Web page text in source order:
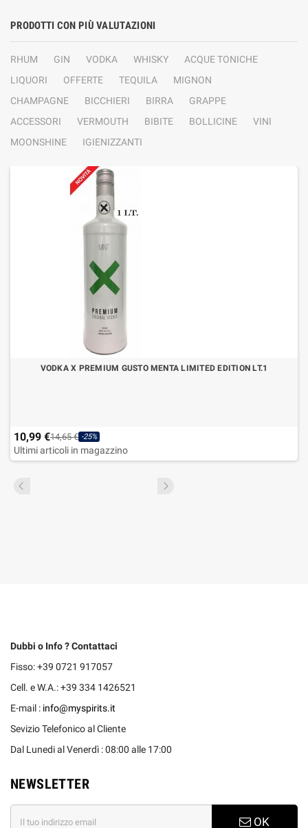
PRODOTTI CON PIÙ VALUTAZIONI
RHUM GIN VODKA WHISKY
ACQUE TONICHE
LIQUORI
OFFERTE TEQUILA
MIGNON
CHAMPAGNE
BICCHIERI BIRRA
GRAPPE
ACCESSORI
VERMOUTH BIBITE BOLLICINE
VINI
MOONSHINE
IGIENIZZANTI
VODKA X PREMIUM GUSTO MENTA LIMITED EDITION LT.1
10,99 €14,65 € -25%
Ultimi articoli in magazzino
Dubbi o Info ? Contattaci
Fisso: +39 0721 917057
Cell. e W.A.: +39 334 1426521
E-mail : info@myspirits.it
Sevizio Telefonico al Cliente
Dal Lunedi al Venerdì : 08:00 alle 17:00
NEWSLETTER
OK